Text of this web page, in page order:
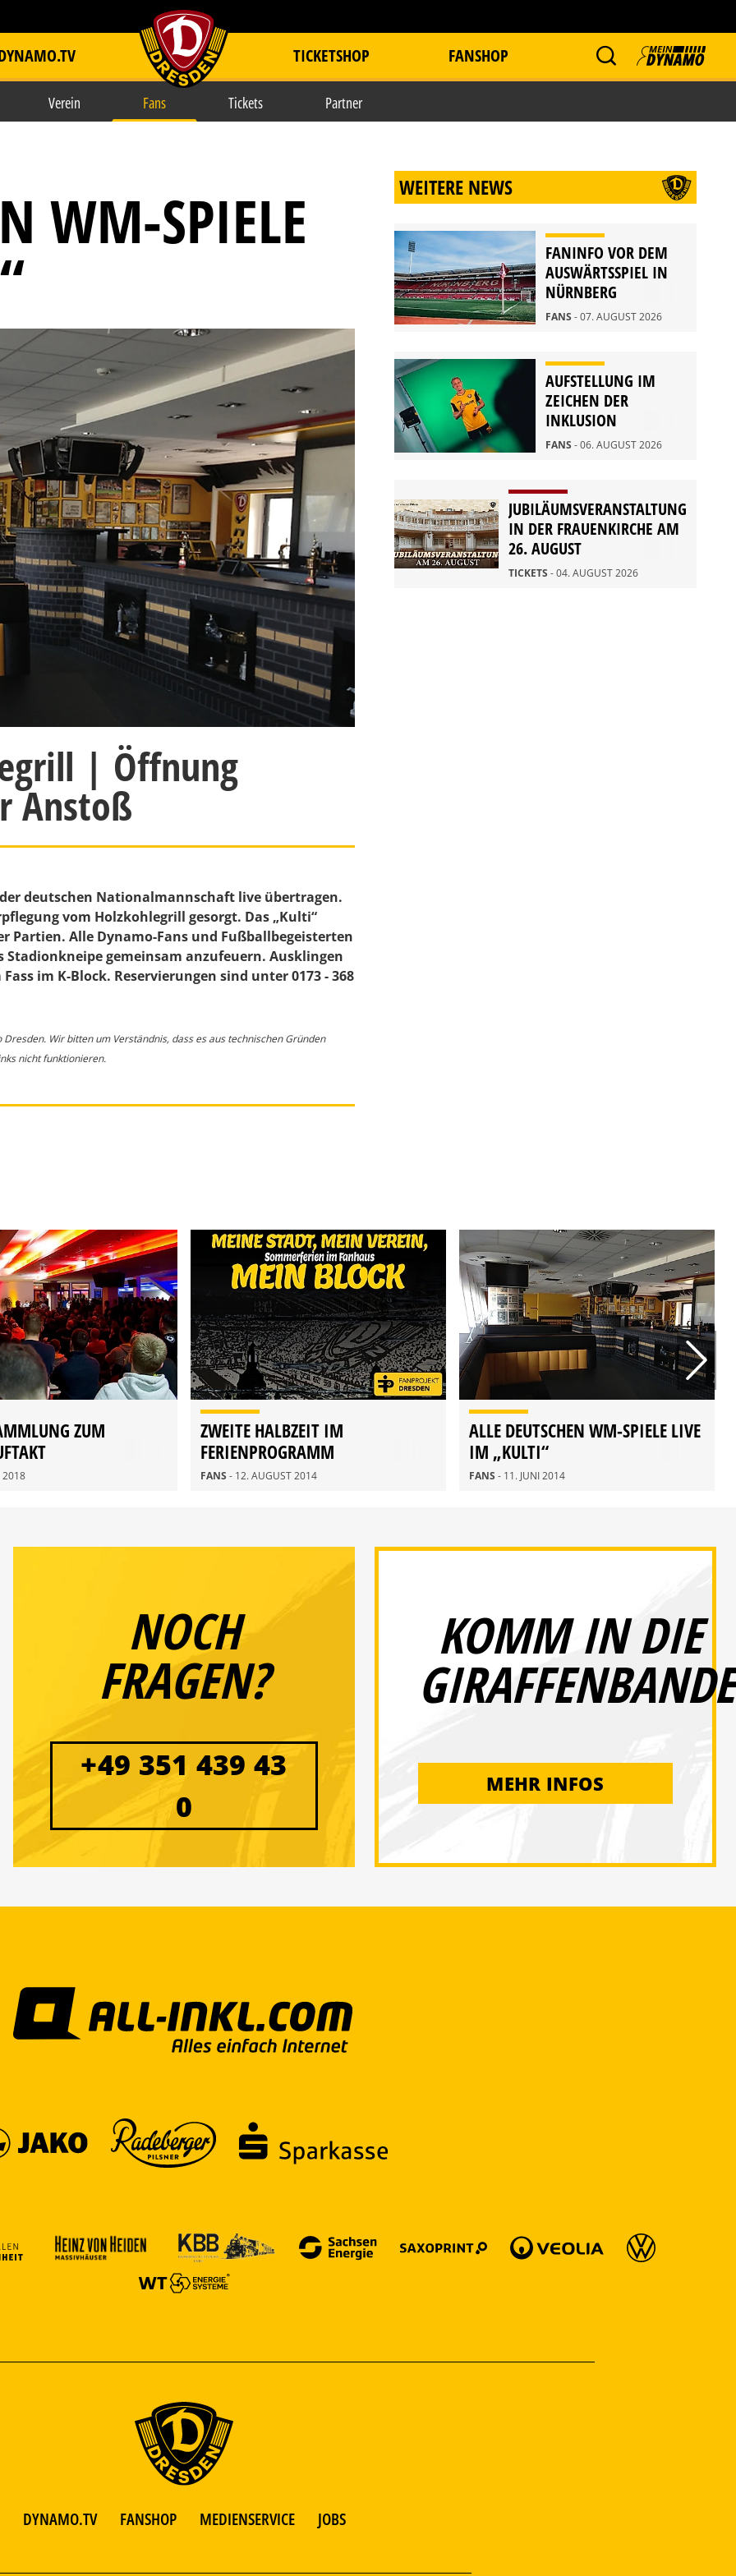
item.title TICKETSHOP FANSHOP
Verein Fans Tickets Partner
WM-SPIELE
| Öffnung
Anstoß
deutschen Nationalmannschaft live übertragen.
vom Holzkohlegrill gesorgt. Das „Kulti“
Partien. Alle Dynamo-Fans und Fußballbegeisterten
gemeinsam anzufeuern. Ausklingen
im K-Block. Reservierungen sind unter 0173 - 368
Wir bitten um Verständnis, dass es aus technischen Gründen
nicht funktionieren.
WEITERE NEWS
FANINFO VOR DEM
AUSWÄRTSSPIEL IN
NÜRNBERG
FANS - 07. AUGUST 2026
AUFSTELLUNG IM
ZEICHEN DER
INKLUSION
FANS - 06. AUGUST 2026
JUBILÄUMSVERANSTALTUNG
IN DER FRAUENKIRCHE AM
26. AUGUST
TICKETS - 04. AUGUST 2026
ZUM
2018
ZWEITE HALBZEIT IM
FERIENPROGRAMM
FANS - 12. AUGUST 2014
ALLE DEUTSCHEN WM-SPIELE LIVE
IM „KULTI“
FANS - 11. JUNI 2014
NOCH
FRAGEN?
+49 351 439 43
0
KOMM IN DIE
GIRAFFENBANDE
MEHR INFOS
DYNAMO.TV FANSHOP MEDIENSERVICE JOBS